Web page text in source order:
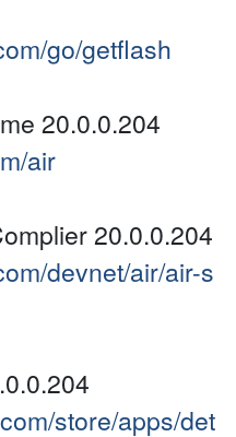
go/getflash
20.0.0.204
air
20.0.0.204
devnet/air/air-s
store/apps/det